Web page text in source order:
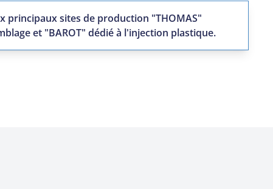
principaux sites de production "THOMAS"
et "BAROT" dédié à l'injection plastique.